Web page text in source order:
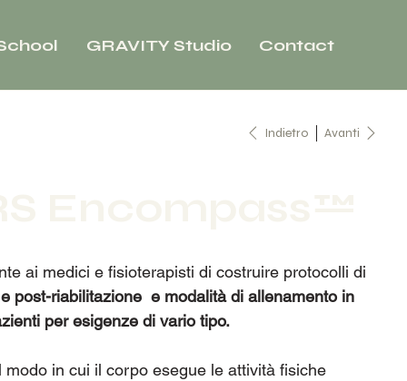
GRAVITY Studio Contact
Indietro Avanti
ai medici e fisioterapisti di costruire protocolli di
post-riabilitazione e modalità di allenamento in
per esigenze di vario tipo.
in cui il corpo esegue le attività fisiche